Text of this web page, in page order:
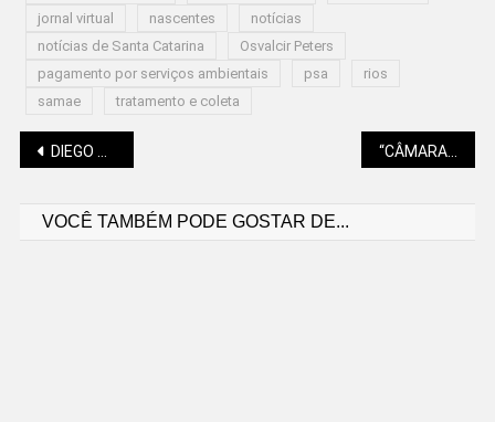
jornal virtual nascentes
notícias
notícias de Santa Catarina
Osvalcir Peters
pagamento por serviços ambientais
psa
rios
samae
tratamento e coleta
Navegação
DIEGO ANDRADE: POR QUE “O SUL É MEU PAÍS” É INCONSTITUCIONAL E INVIÁVEL
VOCÊ TAMBÉM PODE GOSTAR DE...